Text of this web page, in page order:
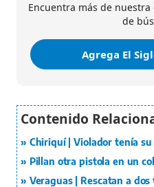
Encuentra más de
de
Agrega El
Chiriquí | Violador tenía
Pillan otra pistola en un
Veraguas | Rescatan a